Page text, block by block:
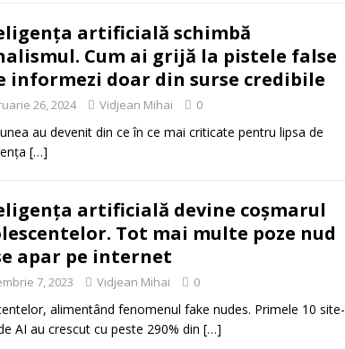
artificială schimbă
Cum ai grijă la pistele false
informezi doar din surse credibile
26, 2024 Vidjean Mihai 0
au devenit din ce în ce mai criticate pentru lipsa de
[…]
artificială devine coșmarul
Tot mai multe poze nud
apar pe internet
7, 2023 Vidjean Mihai 0
alimentând fenomenul fake nudes. Primele 10 site-
AI au crescut cu peste 290% din […]